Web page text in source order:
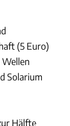
(5 Euro)
Solarium
Hälfte